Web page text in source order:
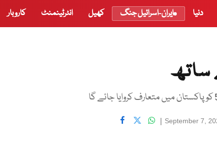
دنیا ایران-اسرائیل جنگ کھیل انٹرٹینمنٹ کاروبار
ساتھ
September 7,
|